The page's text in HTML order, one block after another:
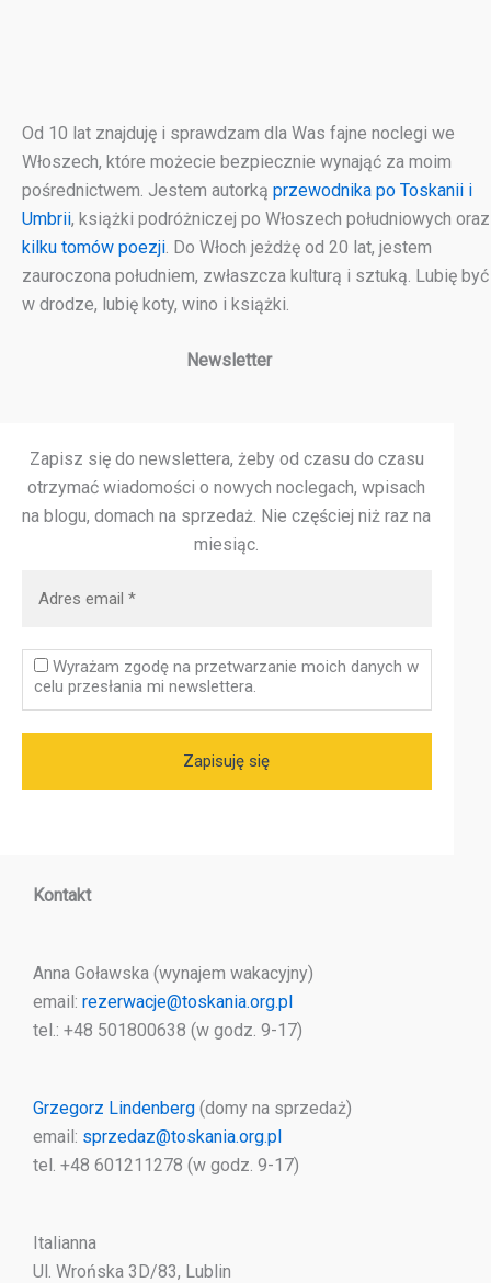
Od 10 lat znajduję i sprawdzam dla Was fajne noclegi we
Włoszech, które możecie bezpiecznie wynająć za moim
pośrednictwem. Jestem autorką przewodnika po Toskanii i
Umbrii, książki podróżniczej po Włoszech południowych oraz
kilku tomów poezji. Do Włoch jeżdżę od 20 lat, jestem
zauroczona południem, zwłaszcza kulturą i sztuką. Lubię być
w drodze, lubię koty, wino i książki.
Newsletter
Zapisz się do newslettera, żeby od czasu do czasu
otrzymać wiadomości o nowych noclegach, wpisach
na blogu, domach na sprzedaż. Nie częściej niż raz na
miesiąc.
Wyrażam zgodę na przetwarzanie moich danych w
celu przesłania mi newslettera.
Kontakt
Anna Goławska (wynajem wakacyjny)
email: rezerwacje@toskania.org.pl
tel.: +48 501800638 (w godz. 9-17)
Grzegorz Lindenberg (domy na sprzedaż)
email: sprzedaz@toskania.org.pl
tel. +48 601211278 (w godz. 9-17)
Italianna
Ul. Wrońska 3D/83, Lublin